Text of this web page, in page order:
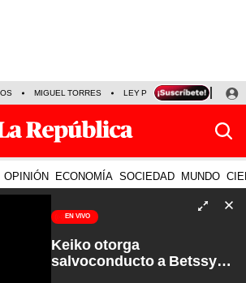
MIGUEL TORRES LEY PULPÍN PRECIO DEL
OPINIÓN ECONOMÍA SOCIEDAD MUNDO
EN VIVO
Keiko otorga
salvoconducto a Betssy